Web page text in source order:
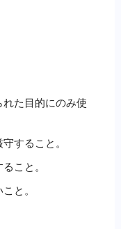
れた目的にのみ使
すること。
こと。
と。